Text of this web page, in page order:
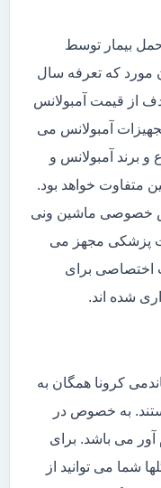
بیمار توسط
مورد که تعرفه سال
از قیمت آمبولانس
آمبولانس می
و برند آمبولانس و
متفاوت خواهد بود.
خصوصی ماشین ونی
پزشکی مجهز می
اختصاصی برای
شده اند.
کرونا همگان به
به خصوص در
می باشد. برای
شما می توانید از